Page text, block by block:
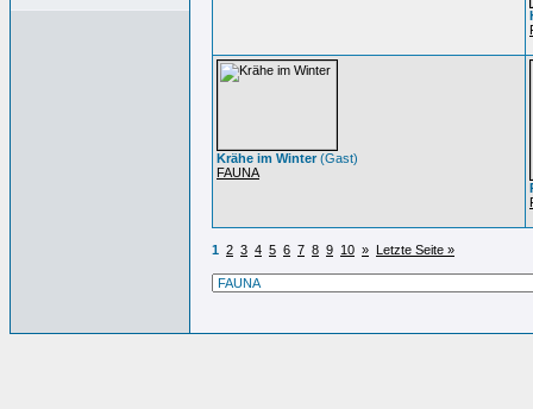
Krähe im Winter(Gast)
FAUNA
1 2 3 4 5 6 7 8 9 10 » Letzte Seite »